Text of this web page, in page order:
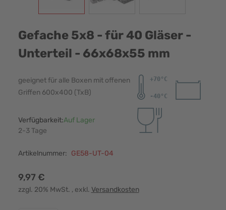
Gefache 5x8 - für 40 Gläser -
Unterteil - 66x68x55 mm
geeignet für alle Boxen mit offenen
Griffen 600x400 (TxB)
Verfügbarkeit:Auf Lager
2-3 Tage
Artikelnummer: GE58-UT-04
9,97 €
zzgl. 20% MwSt. , exkl. Versandkosten